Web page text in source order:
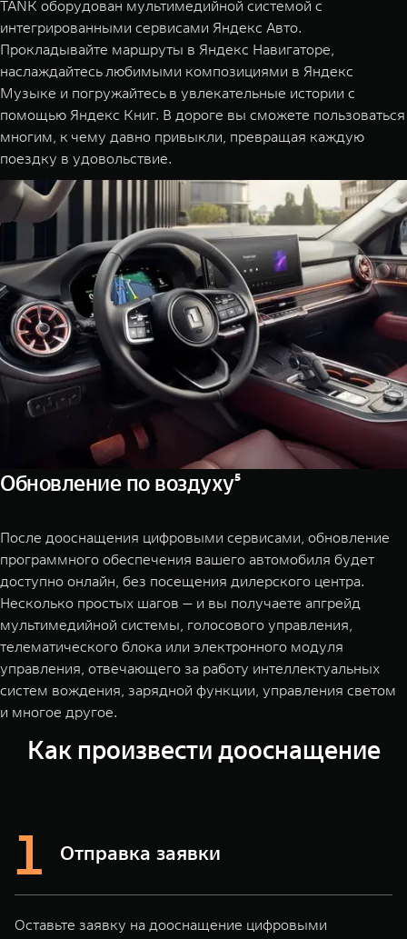
TANK оборудован мультимедийной системой с
интегрированными сервисами Яндекс Авто.
Прокладывайте маршруты в Яндекс Навигаторе,
наслаждайтесь любимыми композициями в Яндекс
Музыке и погружайтесь в увлекательные истории с
помощью Яндекс Книг. В дороге вы сможете пользоваться
многим, к чему давно привыкли, превращая каждую
поездку в удовольствие.
Обновление по воздуху⁵
После дооснащения цифровыми сервисами, обновление
программного обеспечения вашего автомобиля будет
доступно онлайн, без посещения дилерского центра.
Несколько простых шагов — и вы получаете апгрейд
мультимедийной системы, голосового управления,
телематического блока или электронного модуля
управления, отвечающего за работу интеллектуальных
систем вождения, зарядной функции, управления светом
и многое другое.
Как произвести дооснащение
Отправка заявки
Оставьте заявку на дооснащение цифровыми